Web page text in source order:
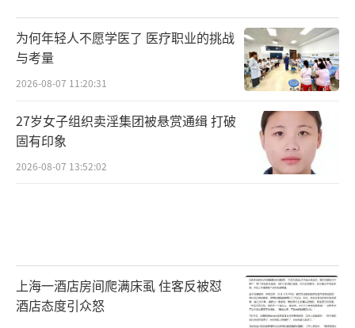
为何年轻人不愿学医了 医疗职业的挑战
与考量
2026-08-07 11:20:31
27岁女子组织卖淫集团被悬赏通缉 打破
固有印象
2026-08-07 13:52:02
上海一酒店房间爬满床虱 住客反被怼
酒店态度引众怒